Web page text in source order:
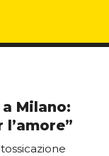
Milano: